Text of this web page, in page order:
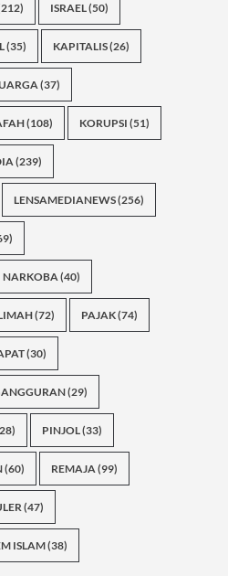
ISRAEL(50)
(35) KAPITALIS(26)
(37)
(108) KORUPSI (51)
(239)
LENSAMEDIANEWS(256)
NARKOBA(40)
(72) PAJAK(74)
(30)
(29)
PINJOL(33)
(60) REMAJA(99)
(47)
ISLAM(38)